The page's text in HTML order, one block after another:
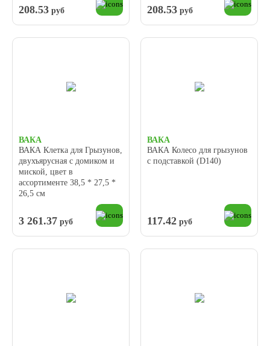
208.53 руб 208.53 руб
ВАКА
ВАКА Клетка для Грызунов,
двухъярусная с домиком и
миской, цвет в
ассортименте 38,5 * 27,5 *
26,5 см
3 261.37 руб
ВАКА
ВАКА Колесо для грызунов
с подставкой (D140)
117.42 руб